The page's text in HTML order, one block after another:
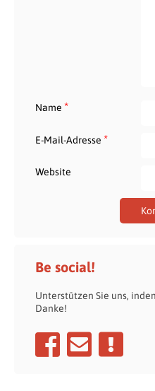
Name *
E-Mail-Adresse *
Website
Be social!
Unterstützen Sie uns,
Danke!